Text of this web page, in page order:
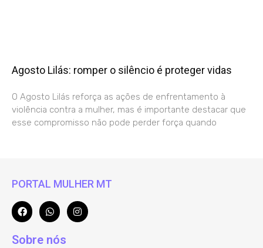
Agosto Lilás: romper o silêncio é proteger vidas
O Agosto Lilás reforça as ações de enfrentamento à
violência contra a mulher, mas é importante destacar que
esse compromisso não pode perder força quando
PORTAL MULHER MT
Sobre nós